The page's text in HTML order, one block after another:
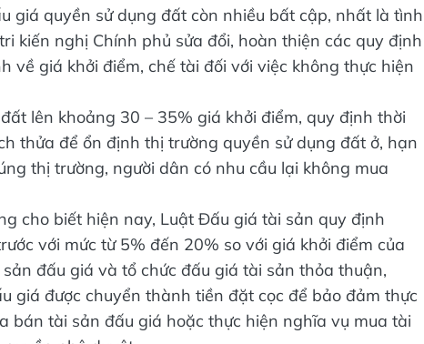
giá quyền sử dụng đất còn nhiều bất cập, nhất là tình
kiến nghị Chính phủ sửa đổi, hoàn thiện các quy định
về giá khởi điểm, chế tài đối với việc không thực hiện
lên khoảng 30 – 35% giá khởi điểm, quy định thời
thửa để ổn định thị trường quyền sử dụng đất ở, hạn
thị trường, người dân có nhu cầu lại không mua
cho biết hiện nay, Luật Đấu giá tài sản quy định
với mức từ 5% đến 20% so với giá khởi điểm của
đấu giá và tổ chức đấu giá tài sản thỏa thuận,
giá được chuyển thành tiền đặt cọc để bảo đảm thực
bán tài sản đấu giá hoặc thực hiện nghĩa vụ mua tài